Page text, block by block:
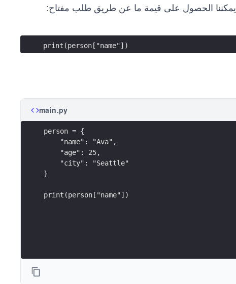
يمكننا الحصول على قيمة ما عن طريق طلب مفتاح:
print(person["name"])
main.py
person = {
    "name": "Ava",
    "age": 25,
    "city": "Seattle"
}
print(person["name"])